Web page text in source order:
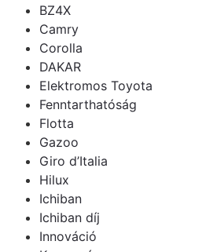
BZ4X
Camry
Corolla
DAKAR
Elektromos Toyota
Fenntarthatóság
Flotta
Gazoo
Giro d’Italia
Hilux
Ichiban
Ichiban díj
Innováció